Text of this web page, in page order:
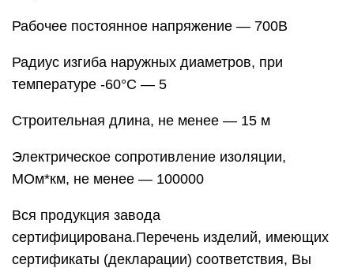
Рабочее постоянное напряжение — 700В
Радиус изгиба наружных диаметров, при
температуре -60°С — 5
Строительная длина, не менее — 15 м
Электрическое сопротивление изоляции,
МОм*км, не менее — 100000
Вся продукция завода
сертифицирована.Перечень изделий, имеющих
сертификаты (декларации) соответствия, Вы